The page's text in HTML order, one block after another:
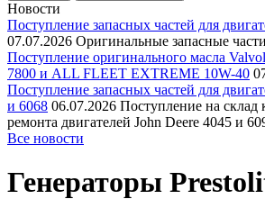
Новости
Поступление запасных частей для
07.07.2026 Оригинальные запасные
Поступление оригинального масла
7800 и ALL FLEET EXTREME 10W-40
Поступление запасных частей для
и 6068 06.07.2026 Поступление на склад
ремонта двигателей John Deere 4045 и
Все новости
Генераторы